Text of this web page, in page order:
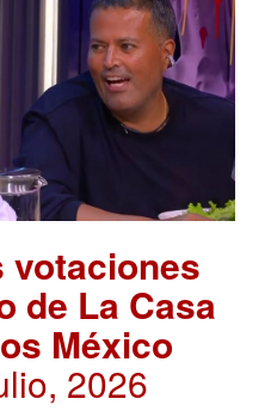
votaciones
de La Casa
México
2026